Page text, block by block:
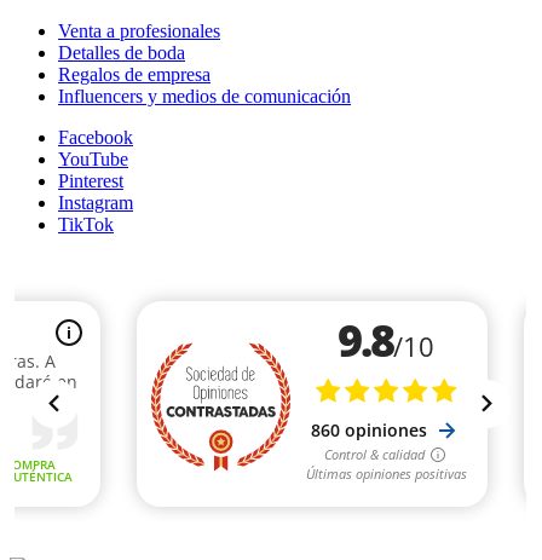
Venta a profesionales
Detalles de boda
Regalos de empresa
Influencers y medios de comunicación
Facebook
YouTube
Pinterest
Instagram
TikTok